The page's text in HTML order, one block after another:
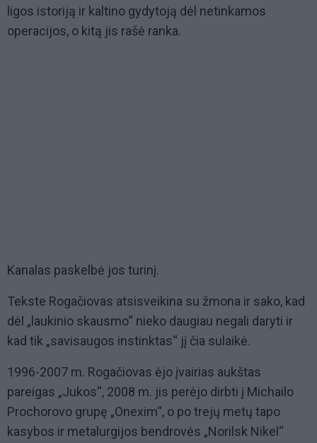
ligos istoriją ir kaltino gydytoją dėl netinkamos
operacijos, o kitą jis rašė ranka.
Kanalas paskelbė jos turinį.
Tekste Rogačiovas atsisveikina su žmona ir sako, kad
dėl „laukinio skausmo“ nieko daugiau negali daryti ir
kad tik „savisaugos instinktas“ jį čia sulaikė.
1996-2007 m. Rogačiovas ėjo įvairias aukštas
pareigas „Jukos“, 2008 m. jis perėjo dirbti į Michailo
Prochorovo grupę „Onexim“, o po trejų metų tapo
kasybos ir metalurgijos bendrovės „Norilsk Nikel“